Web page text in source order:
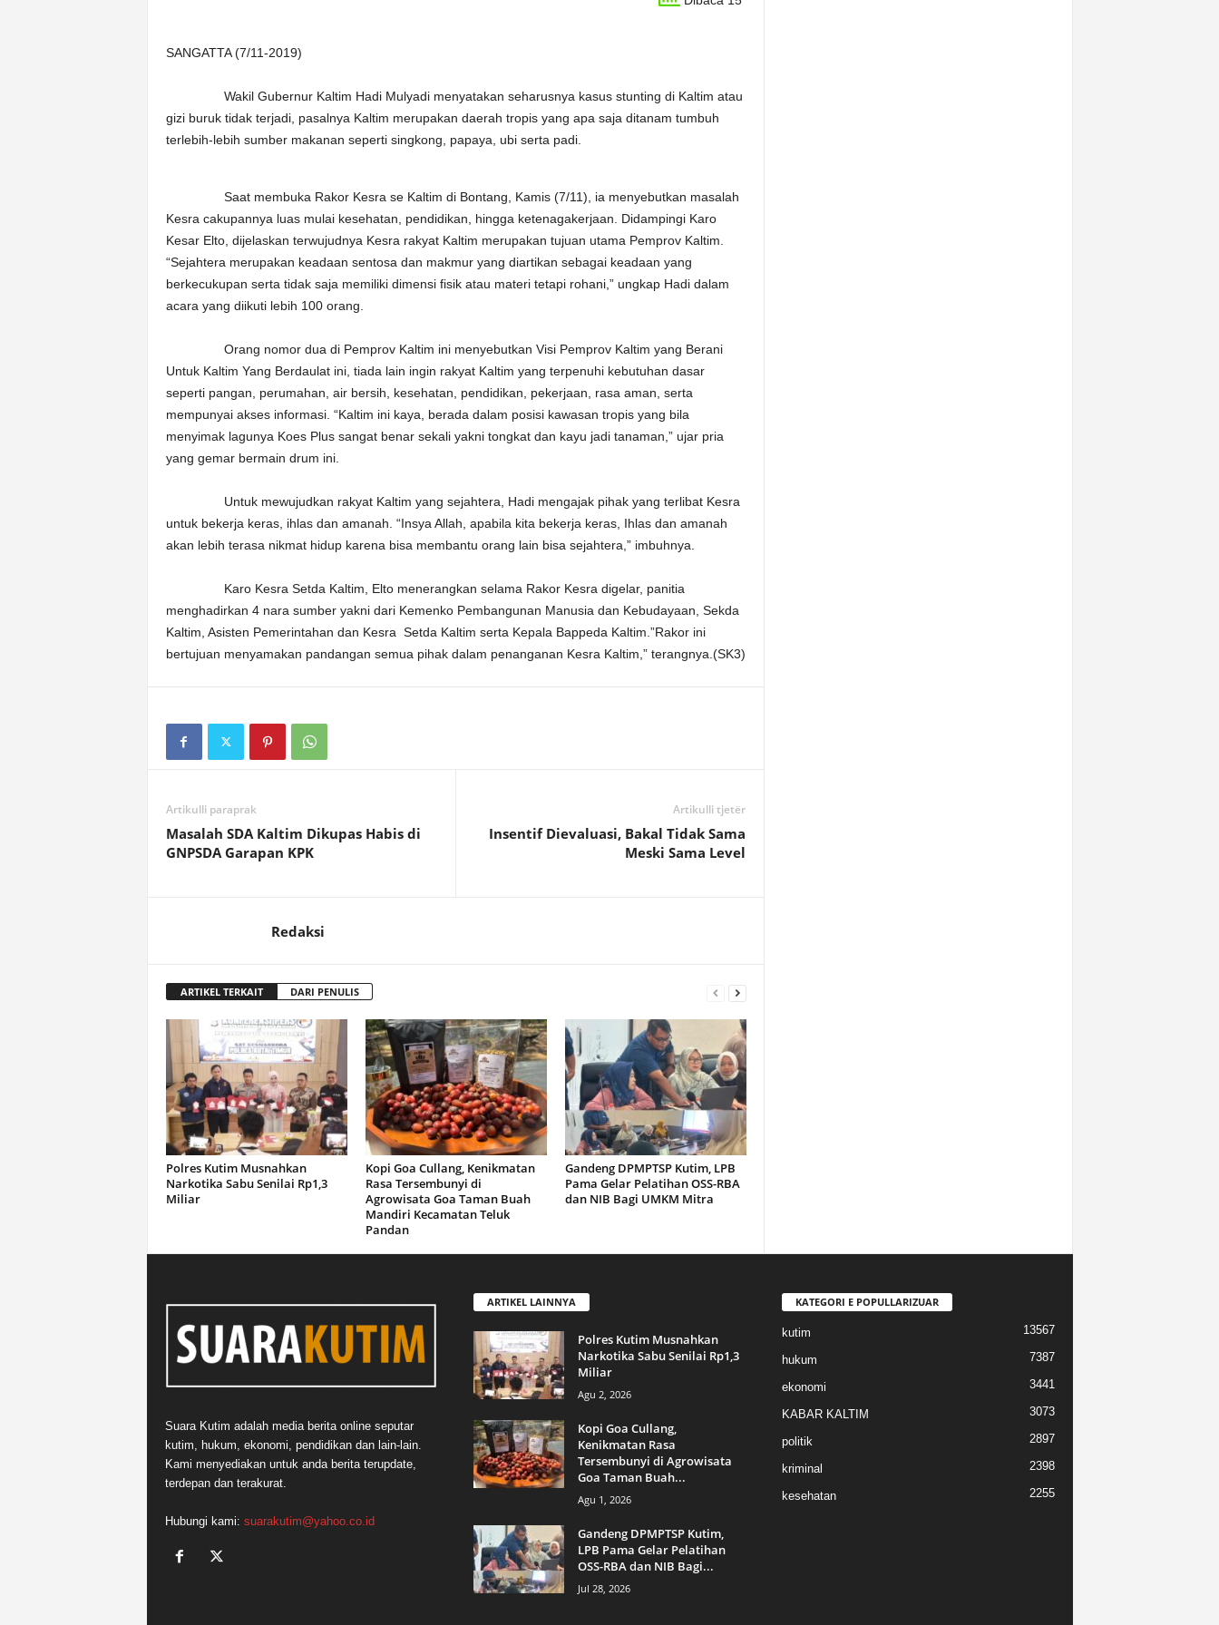
SANGATTA (7/11-2019)
Wakil Gubernur Kaltim Hadi Mulyadi menyatakan seharusnya kasus stunting di Kaltim atau
gizi buruk tidak terjadi, pasalnya Kaltim merupakan daerah tropis yang apa saja ditanam tumbuh
terlebih-lebih sumber makanan seperti singkong, papaya, ubi serta padi.
Saat membuka Rakor Kesra se Kaltim di Bontang, Kamis (7/11), ia menyebutkan masalah
Kesra cakupannya luas mulai kesehatan, pendidikan, hingga ketenagakerjaan. Didampingi Karo
Kesar Elto, dijelaskan terwujudnya Kesra rakyat Kaltim merupakan tujuan utama Pemprov Kaltim.
“Sejahtera merupakan keadaan sentosa dan makmur yang diartikan sebagai keadaan yang
berkecukupan serta tidak saja memiliki dimensi fisik atau materi tetapi rohani,” ungkap Hadi dalam
acara yang diikuti lebih 100 orang.
Orang nomor dua di Pemprov Kaltim ini menyebutkan Visi Pemprov Kaltim yang Berani
Untuk Kaltim Yang Berdaulat ini, tiada lain ingin rakyat Kaltim yang terpenuhi kebutuhan dasar
seperti pangan, perumahan, air bersih, kesehatan, pendidikan, pekerjaan, rasa aman, serta
mempunyai akses informasi. “Kaltim ini kaya, berada dalam posisi kawasan tropis yang bila
menyimak lagunya Koes Plus sangat benar sekali yakni tongkat dan kayu jadi tanaman,” ujar pria
yang gemar bermain drum ini.
Untuk mewujudkan rakyat Kaltim yang sejahtera, Hadi mengajak pihak yang terlibat Kesra
untuk bekerja keras, ihlas dan amanah. “Insya Allah, apabila kita bekerja keras, Ihlas dan amanah
akan lebih terasa nikmat hidup karena bisa membantu orang lain bisa sejahtera,” imbuhnya.
Karo Kesra Setda Kaltim, Elto menerangkan selama Rakor Kesra digelar, panitia
menghadirkan 4 nara sumber yakni dari Kemenko Pembangunan Manusia dan Kebudayaan, Sekda
Kaltim, Asisten Pemerintahan dan Kesra Setda Kaltim serta Kepala Bappeda Kaltim.”Rakor ini
bertujuan menyamakan pandangan semua pihak dalam penanganan Kesra Kaltim,” terangnya.(SK3)
Artikulli paraprak
Masalah SDA Kaltim Dikupas Habis di
GNPSDA Garapan KPK
Artikulli tjetër
Insentif Dievaluasi, Bakal Tidak Sama
Meski Sama Level
Redaksi
ARTIKEL TERKAIT DARI PENULIS
Polres Kutim Musnahkan
Narkotika Sabu Senilai Rp1,3
Miliar
Kopi Goa Cullang, Kenikmatan
Rasa Tersembunyi di
Agrowisata Goa Taman Buah
Mandiri Kecamatan Teluk
Pandan
Gandeng DPMPTSP Kutim, LPB
Pama Gelar Pelatihan OSS-RBA
dan NIB Bagi UMKM Mitra
Suara Kutim adalah media berita online seputar
kutim, hukum, ekonomi, pendidikan dan lain-lain.
Kami menyediakan untuk anda berita terupdate,
terdepan dan terakurat.
Hubungi kami: suarakutim@yahoo.co.id
ARTIKEL LAINNYA
Polres Kutim Musnahkan
Narkotika Sabu Senilai Rp1,3
Miliar
Agu 2, 2026
Kopi Goa Cullang,
Kenikmatan Rasa
Tersembunyi di Agrowisata
Goa Taman Buah...
Agu 1, 2026
Gandeng DPMPTSP Kutim,
LPB Pama Gelar Pelatihan
OSS-RBA dan NIB Bagi...
Jul 28, 2026
KATEGORI E POPULLARIZUAR
kutim 13567
hukum 7387
ekonomi 3441
KABAR KALTIM 3073
politik 2897
kriminal 2398
kesehatan 2255